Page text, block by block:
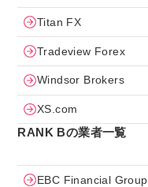
Titan FX
Tradeview Forex
Windsor Brokers
XS.com
RANK Bの業者一覧
EBC Financial Group